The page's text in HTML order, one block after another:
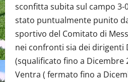
sconfitta subita sul campo
stato puntualmente punito
sportivo del Comitato di
nei confronti sia dei dirigenti
(squalificato fino a Dicembre
Ventra ( fermato fino a